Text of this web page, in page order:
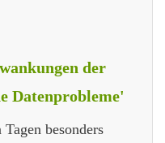
der
Datenprobleme'
besonders